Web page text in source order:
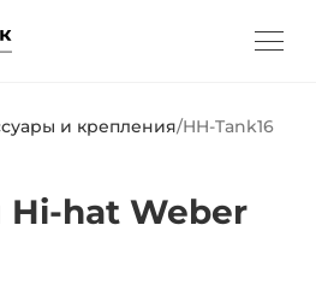
и крепления/HH-Tank16
Hi-hat Weber